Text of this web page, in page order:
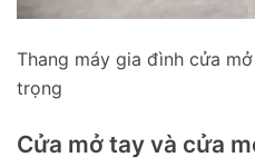
Thang máy gia đình cửa
trọng
Cửa mở tay và cửa